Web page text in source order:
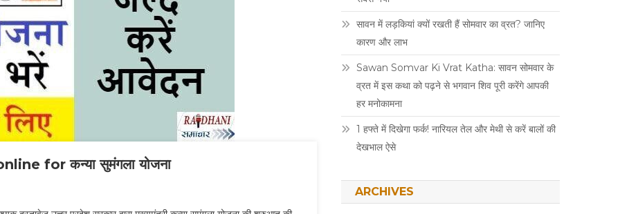
for कन्या सुमंगला योजना
सावन में लड़कियां क्यों रखती हैं सोमवार का व्रत? जानिए
कारण और लाभ
Sawan Somvar Ki Vrat Katha: सावन सोमवार के
व्रत में इस कथा को पढ़ने से भगवान शिव पूरी करेंगे आपकी
हर मनोकामना
1 हफ्ते में दिखेगा फर्क! नारियल तेल और मेथी से करें बालों की
देखभाल ऐसे
ARCHIVES